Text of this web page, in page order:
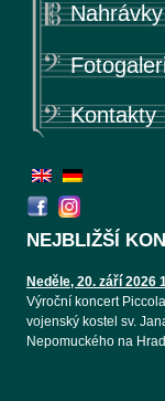
Nahrávky
Kontakty
NEJBLIŽŠÍ
Neděle, 20. září 2026
Výroční koncert
vojenský kostel sv.
Nepomuckého na